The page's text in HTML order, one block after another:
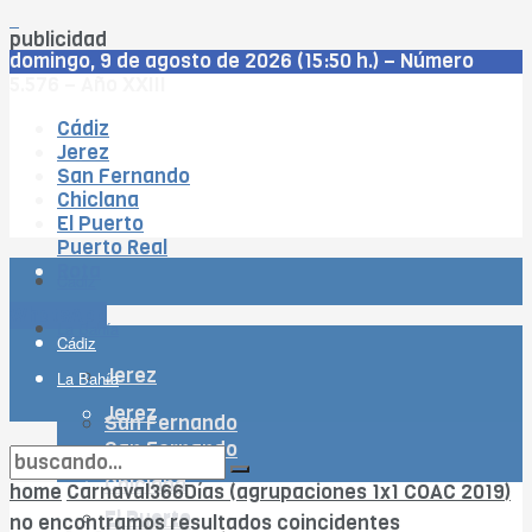
publicidad
domingo, 9 de agosto de 2026 (15:50 h.) – Número
Cádiz
Jerez
San Fernando
Chiclana
El Puerto
Puerto Real
La Bahía
Jerez
San Fernando
Chiclana
El Puerto
Cádiz
La Bahía
Jerez
San Fernando
Chiclana
El Puerto
no encontramos resultados coincidentes
home Carnaval366Días (agrupaciones 1x1 COAC 2019)